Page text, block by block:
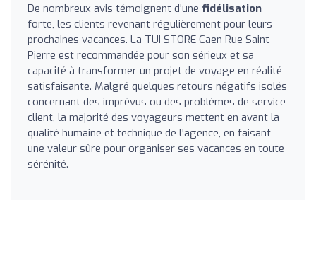
De nombreux avis témoignent d'une fidélisation
forte, les clients revenant régulièrement pour leurs
prochaines vacances. La TUI STORE Caen Rue Saint
Pierre est recommandée pour son sérieux et sa
capacité à transformer un projet de voyage en réalité
satisfaisante. Malgré quelques retours négatifs isolés
concernant des imprévus ou des problèmes de service
client, la majorité des voyageurs mettent en avant la
qualité humaine et technique de l'agence, en faisant
une valeur sûre pour organiser ses vacances en toute
sérénité.